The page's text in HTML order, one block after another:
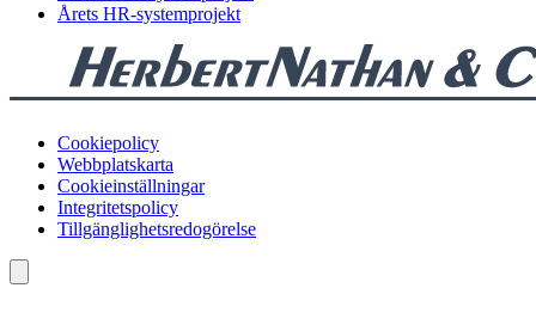
Årets HR-systemprojekt
Cookiepolicy
Webbplatskarta
Cookieinställningar
Integritetspolicy
Tillgänglighetsredogörelse